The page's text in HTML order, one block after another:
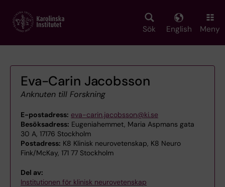
main
Sök English Meny
Eva-Carin Jacobsson
Anknuten till Forskning
E-postadress: eva-carin.jacobsson@ki.se
Besöksadress: Eugeniahemmet, Maria Aspmans gata
30 A, 17176 Stockholm
Postadress: K8 Klinisk neurovetenskap, K8 Neuro
Fink/McKay, 171 77 Stockholm
Del av:
Institutionen för klinisk neurovetenskap